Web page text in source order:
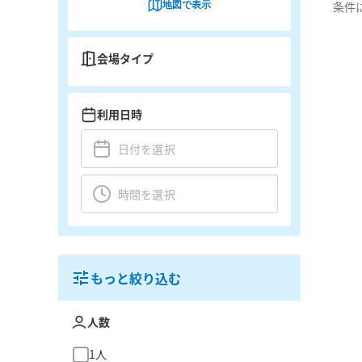
条件
地図で表示
会場タイプ
利用日時
もっと絞り込む
人数
1人